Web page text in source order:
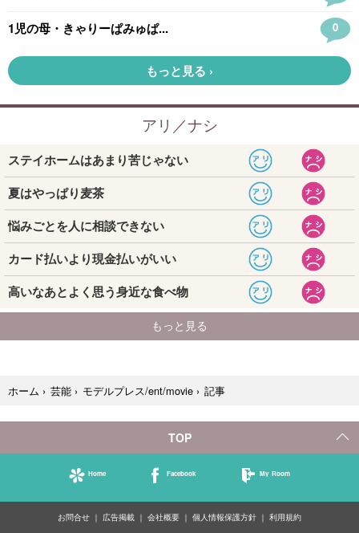
ホーム › 芸能 › モデルプレス/ent/movie › 記事
TOP
Home Facebook My Room
お問合せ 広告掲載 会社概要 個人情報保護方針 利用規約